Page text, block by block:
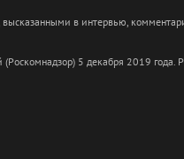
в интервью,
(Роскомнадзор) 5 декабря 2019